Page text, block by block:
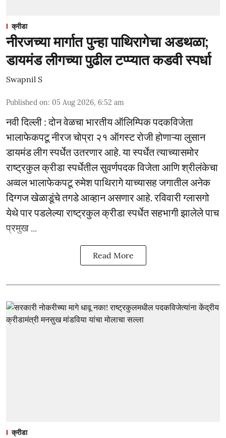
क्रीडा
नीरजच्या मार्गात पुन्हा पाथिरागेचा अडथळा;
डायमंड लीगच्या पुढील टप्प्यात कडवी स्पर्धा
Swapnil S
Published on: 05 Aug 2026, 6:52 am
नवी दिल्ली : दोन वेळचा भारतीय ऑलिम्पिक पदकविजेता
भालाफेकपटू नीरज चोप्रा २१ ऑगस्ट रोजी होणाऱ्या लुसान
डायमंड लीग स्पर्धेत उतरणार आहे. या स्पर्धेत त्याच्यासमोर
राष्ट्रकुल क्रीडा स्पर्धेतील सुवर्णपदक विजेता आणि श्रीलंकेचा
अव्वल भालाफेकपटू रुमेश पाथिरागे याच्यासह जगातील अनेक
दिग्गज खेळाडूंचे तगडे आव्हान असणार आहे. रविवारी ग्लासगो
येथे पार पडलेल्या राष्ट्रकुल क्रीडा स्पर्धेत सहभागी झालेले पाच
प्रमुख ...
Read More
क्रीडा